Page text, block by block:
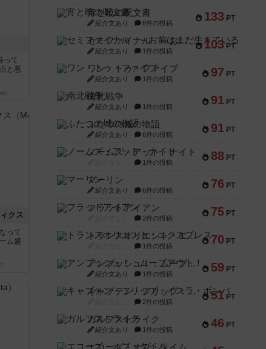
って
と悪
）
クス
って
ム盛
133 PT
宵と暁の呪文書
紹介文あり 8件の投稿
103 PT
セミファイナル ～お前はまだ生きている～
紹介文あり 1件の投稿
97 PT
ワン・トゥ・ファイブ
紹介文あり 1件の投稿
91 PT
南北戦争
紹介文あり 1件の投稿
91 PT
ふたつの城の物語
紹介文あり 6件の投稿
88 PT
ノームズ・アット・ナイト
1件の投稿
76 PT
マーリン
紹介文あり 6件の投稿
75 PT
フラットアイアン
2件の投稿
70 PT
トランスオリエント・エクスプレス
1件の投稿
59 PT
アンブッシュ！：ムーブアウト！
紹介文あり 1件の投稿
51 PT
キャプテン・フリップ：イスラ・ボンバ
2件の投稿
46 PT
ガルフストライク
紹介文あり 1件の投稿